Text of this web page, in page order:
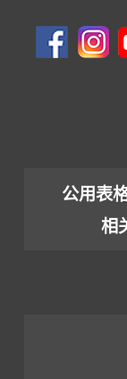
公用表
相